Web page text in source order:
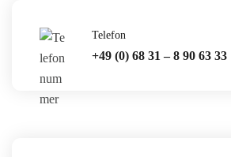
Telefon
+49 (0) 68 31 – 8 90 63 33